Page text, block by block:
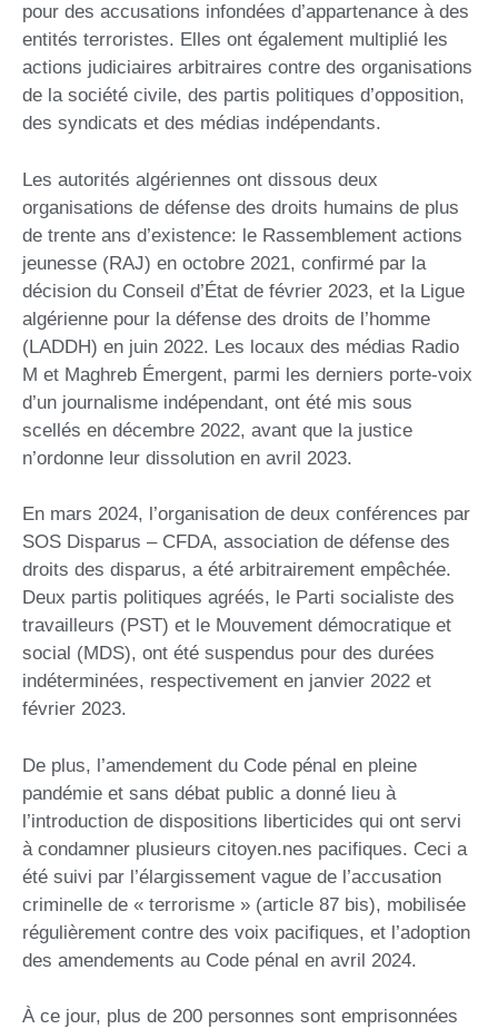
pour des accusations infondées d’appartenance à des
entités terroristes. Elles ont également multiplié les
actions judiciaires arbitraires contre des organisations
de la société civile, des partis politiques d’opposition,
des syndicats et des médias indépendants.
Les autorités algériennes ont dissous deux
organisations de défense des droits humains de plus
de trente ans d’existence: le Rassemblement actions
jeunesse (RAJ) en octobre 2021, confirmé par la
décision du Conseil d’État de février 2023, et la Ligue
algérienne pour la défense des droits de l’homme
(LADDH) en juin 2022. Les locaux des médias Radio
M et Maghreb Émergent, parmi les derniers porte-voix
d’un journalisme indépendant, ont été mis sous
scellés en décembre 2022, avant que la justice
n’ordonne leur dissolution en avril 2023.
En mars 2024, l’organisation de deux conférences par
SOS Disparus – CFDA, association de défense des
droits des disparus, a été arbitrairement empêchée.
Deux partis politiques agréés, le Parti socialiste des
travailleurs (PST) et le Mouvement démocratique et
social (MDS), ont été suspendus pour des durées
indéterminées, respectivement en janvier 2022 et
février 2023.
De plus, l’amendement du Code pénal en pleine
pandémie et sans débat public a donné lieu à
l’introduction de dispositions liberticides qui ont servi
à condamner plusieurs citoyen.nes pacifiques. Ceci a
été suivi par l’élargissement vague de l’accusation
criminelle de « terrorisme » (article 87 bis), mobilisée
régulièrement contre des voix pacifiques, et l’adoption
des amendements au Code pénal en avril 2024.
À ce jour, plus de 200 personnes sont emprisonnées